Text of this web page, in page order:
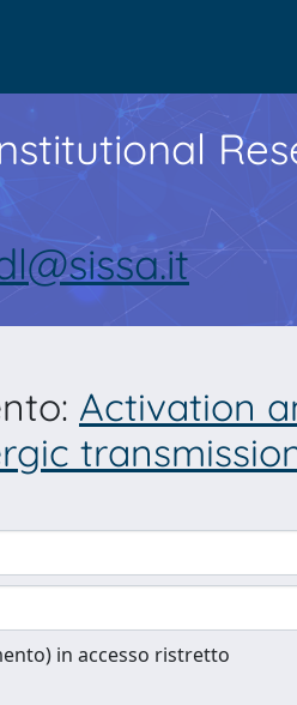
Activation
in accesso ristretto